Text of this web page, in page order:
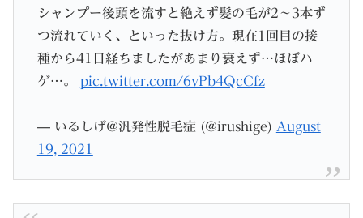
シャンプー後頭を流すと絶えず髪の毛が2〜3本ず
つ流れていく、といった抜け方。現在1回目の接
種から41日経ちましたがあまり衰えず…ほぼハ
ゲ…。 pic.twitter.com/6vPb4QcCfz
— いるしげ@汎発性脱毛症 (@irushige) August
19, 2021